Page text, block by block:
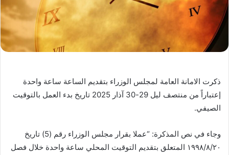
ذكرت الامانة العامة لمجلس الوزراء بتقديم الساعة ساعة واحدة
إعتباراً من منتصف ليل 29-30 آذار 2025 تاريخ بدء العمل بالتوقيت
الصيفي.
وجاء في نص المذكرة: “عملا بقرار مجلس الوزراء رقم (5) تاريخ
۱۹۹۸/۸/۲۰ المتعلق بتقديم التوقيت المحلي ساعة واحدة خلال فصل